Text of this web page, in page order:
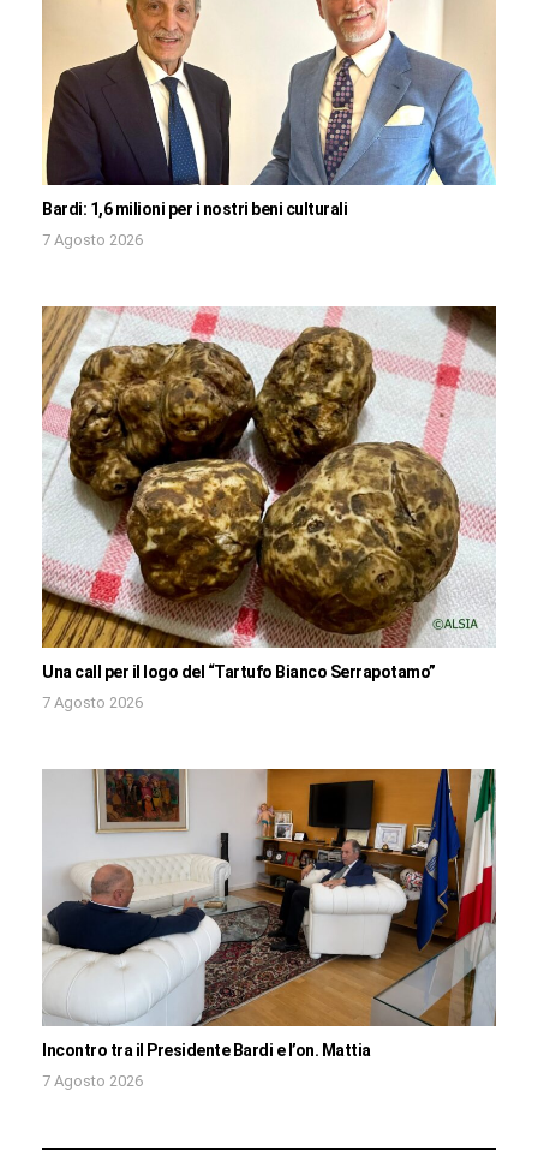
Bardi: 1,6 milioni per i nostri beni culturali
7 Agosto 2026
Una call per il logo del “Tartufo Bianco Serrapotamo”
7 Agosto 2026
Incontro tra il Presidente Bardi e l’on. Mattia
7 Agosto 2026